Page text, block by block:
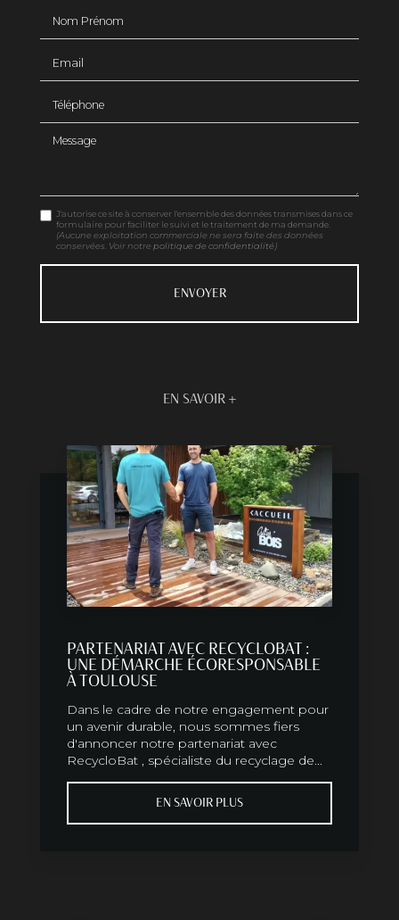
Message
J'autorise ce site à conserver l'ensemble des données transmises dans ce
formulaire pour faciliter le suivi et le traitement de ma demande.
(Aucune exploitation commerciale ne sera faite des données
conservées. Voir notre politique de confidentialité)
EN SAVOIR +
PARTENARIAT AVEC RECYCLOBAT :
UNE DÉMARCHE ÉCORESPONSABLE
À TOULOUSE
Dans le cadre de notre engagement pour
un avenir durable, nous sommes fiers
d'annoncer notre partenariat avec
RecycloBat , spécialiste du recyclage de...
EN SAVOIR PLUS